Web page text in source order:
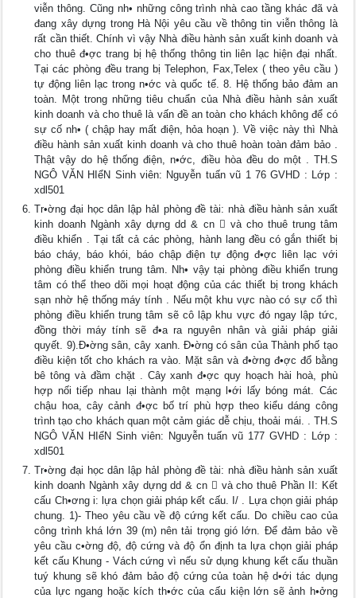
viễn thông. Cũng nh• những công trình nhà cao tầng khác đã và
đang xây dựng trong Hà Nội yêu cầu về thông tin viễn thông là
rất cần thiết. Chính vì vậy Nhà điều hành sản xuất kinh doanh và
cho thuê đ•ợc trang bị hệ thống thông tin liên lạc hiện đại nhất.
Tại các phòng đều trang bị Telephon, Fax,Telex ( theo yêu cầu )
tự động liên lạc trong n•ớc và quốc tế. 8. Hệ thống bảo đảm an
toàn. Một trong những tiêu chuẩn của Nhà điều hành sản xuất
kinh doanh và cho thuê là vấn đề an toàn cho khách không để có
sự cố nh• ( chập hay mất điện, hỏa hoạn ). Về việc này thì Nhà
điều hành sản xuất kinh doanh và cho thuê hoàn toàn đảm bảo .
Thật vậy do hệ thống điện, n•ớc, điều hòa đều do một . TH.S
NGÔ VĂN HIểN Sinh viên: Nguyễn tuấn vũ 1 76 GVHD : Lớp :
xdl501
Tr•ờng đại học dân lập hảI phòng đề tài: nhà điều hành sản xuất
kinh doanh Ngành xây dựng dd & cn  và cho thuê trung tâm
điều khiển . Tại tất cả các phòng, hành lang đều có gắn thiết bị
báo cháy, báo khói, báo chập điện tự động đ•ợc liên lạc với
phòng điều khiển trung tâm. Nh• vậy tại phòng điều khiển trung
tâm có thể theo dõi mọi hoạt động của các thiết bị trong khách
sạn nhờ hệ thống máy tính . Nếu một khu vực nào có sự cố thì
phòng điều khiển trung tâm sẽ cô lập khu vực đó ngay lập tức,
đồng thời máy tính sẽ đ•a ra nguyên nhân và giải pháp giải
quyết. 9).Đ•ờng sân, cây xanh. Đ•ờng có sân của Thành phố tạo
điều kiện tốt cho khách ra vào. Mặt sân và đ•ờng đ•ợc đổ bằng
bê tông và đầm chặt . Cây xanh đ•ợc quy hoạch hài hoà, phù
hợp nối tiếp nhau lại thành một mạng l•ới lấy bóng mát. Các
chậu hoa, cây cảnh đ•ợc bố trí phù hợp theo kiểu dáng công
trình tạo cho khách quan một cảm giác dễ chịu, thoải mái. . TH.S
NGÔ VĂN HIểN Sinh viên: Nguyễn tuấn vũ 177 GVHD : Lớp :
xdl501
Tr•ờng đại học dân lập hảI phòng đề tài: nhà điều hành sản xuất
kinh doanh Ngành xây dựng dd & cn  và cho thuê Phần II: Kết
cấu Ch•ơng i: lựa chọn giải pháp kết cấu. I/ . Lựa chọn giải pháp
chung. 1)- Theo yêu cầu về độ cứng kết cấu. Do chiều cao của
công trình khá lớn 39 (m) nên tải trọng gió lớn. Để đảm bảo về
yêu cầu c•ờng độ, độ cứng và độ ổn định ta lựa chọn giải pháp
kết cấu Khung - Vách cứng vì nếu sử dụng khung kết cấu thuần
tuý khung sẽ khó đảm bảo độ cứng của toàn hệ d•ới tác dụng
của lực ngang hoặc kích th•ớc của cấu kiện lớn sẽ ảnh h•ởng